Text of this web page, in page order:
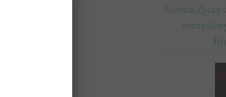
Sztuka Życia